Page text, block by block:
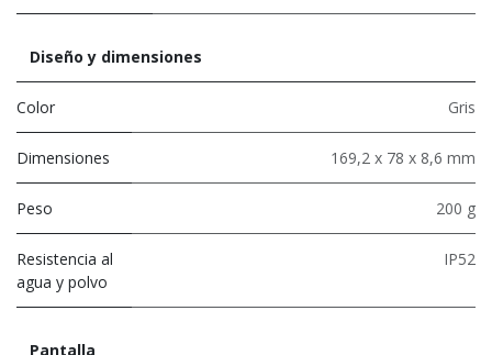
Diseño y dimensiones
Color Gris
Dimensiones 169,2 x 78 x 8,6 mm
Peso 200 g
Resistencia al
agua y polvo
IP52
Pantalla